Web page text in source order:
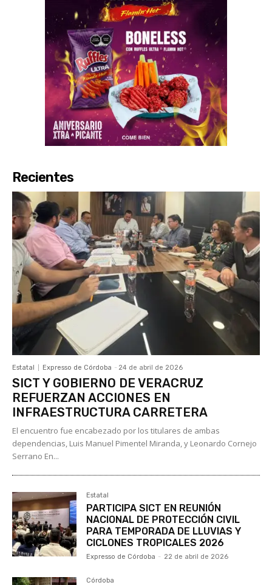
Recientes
Estatal Expresso de Córdoba - 24 de abril de 2026
SICT Y GOBIERNO DE VERACRUZ
REFUERZAN ACCIONES EN
INFRAESTRUCTURA CARRETERA
El encuentro fue encabezado por los titulares de ambas
dependencias, Luis Manuel Pimentel Miranda, y Leonardo Cornejo
Serrano En...
Estatal
PARTICIPA SICT EN REUNIÓN
NACIONAL DE PROTECCIÓN CIVIL
PARA TEMPORADA DE LLUVIAS Y
CICLONES TROPICALES 2026
Expresso de Córdoba - 22 de abril de 2026
Córdoba